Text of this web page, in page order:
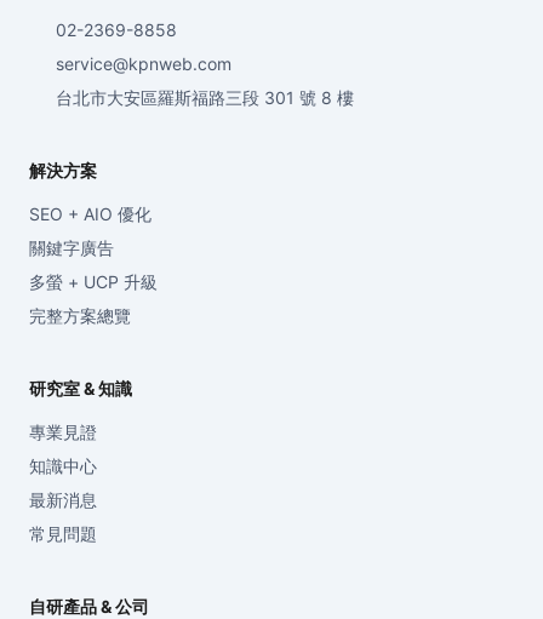
02-2369-8858
service@kpnweb.com
台北市大安區羅斯福路三段 301 號 8 樓
解決方案
SEO + AIO 優化
關鍵字廣告
多螢 + UCP 升級
完整方案總覽
研究室 & 知識
專業見證
知識中心
最新消息
常見問題
自研產品 & 公司